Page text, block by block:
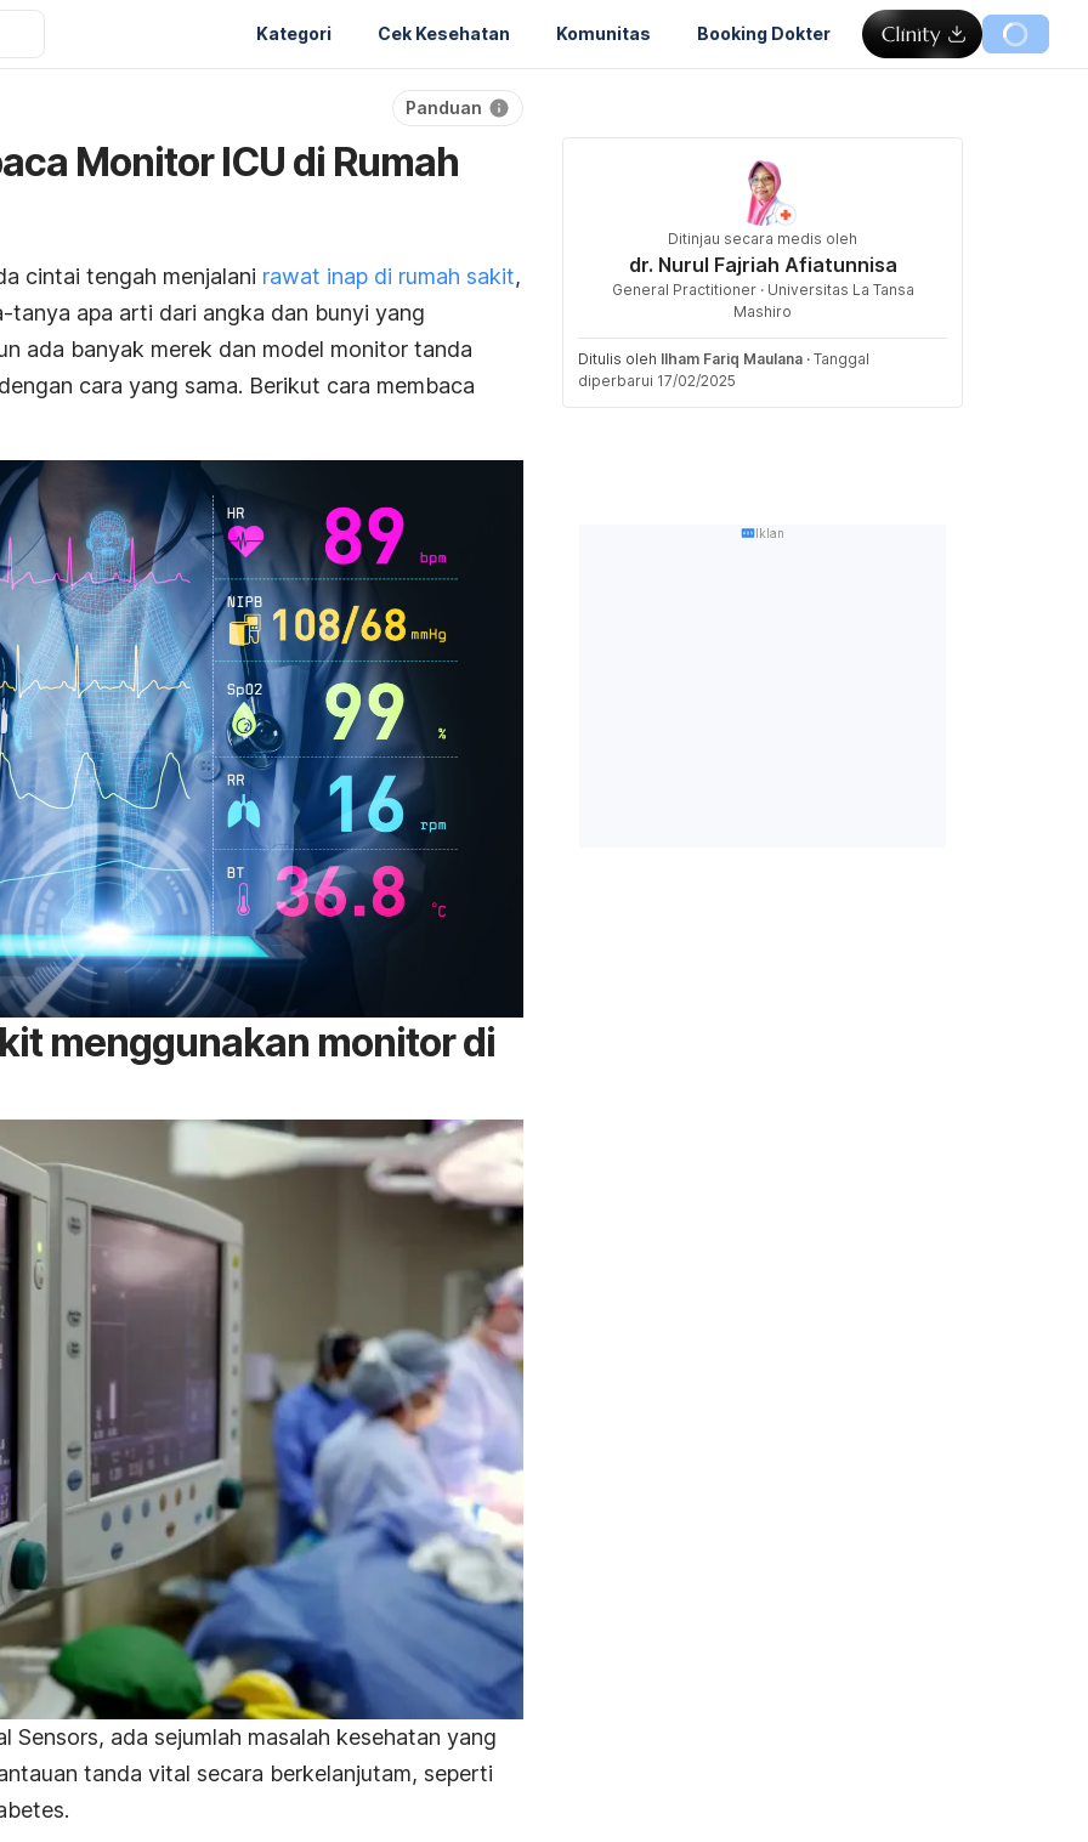
Kategori Cek Kesehatan Komunitas Booking Dokter
Panduan
Monitor ICU di Rumah
cintai tengah menjalani rawat inap di rumah sakit,
tanya apa arti dari angka dan bunyi yang
ada banyak merek dan model monitor tanda
cara yang sama. Berikut cara membaca
menggunakan monitor di
Sensors, ada sejumlah masalah kesehatan yang
tanda vital secara berkelanjutam, seperti
Ditinjau secara medis oleh
dr. Nurul Fajriah Afiatunnisa
General Practitioner · Universitas La Tansa
Mashiro
Ditulis oleh Ilham Fariq Maulana · Tanggal
diperbarui 17/02/2025
Iklan